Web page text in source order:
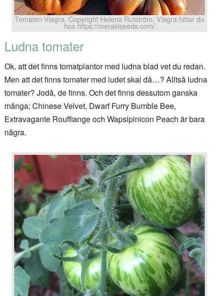
Tomaten Viagra. Copyright Helena Rutström. Viagra hittar du
hos https://merakiseeds.com/
Ludna tomater
Ok, att det finns tomatplantor med ludna blad vet du redan.
Men att det finns tomater med ludet skal då…? Alltså ludna
tomater? Jodå, de finns. Och det finns dessutom ganska
många; Chinese Velvet, Dwarf Furry Bumble Bee,
Extravagante Rouffiange och Wapsipinicon Peach är bara
några.